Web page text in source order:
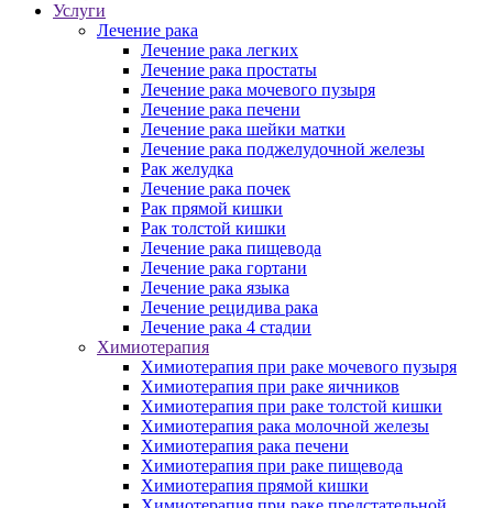
Услуги
Лечение рака
Лечение рака легких
Лечение рака простаты
Лечение рака мочевого пузыря
Лечение рака печени
Лечение рака шейки матки
Лечение рака поджелудочной железы
Рак желудка
Лечение рака почек
Рак прямой кишки
Рак толстой кишки
Лечение рака пищевода
Лечение рака гортани
Лечение рака языка
Лечение рецидива рака
Лечение рака 4 стадии
Химиотерапия
Химиотерапия при раке мочевого пузыря
Химиотерапия при раке яичников
Химиотерапия при раке толстой кишки
Химиотерапия рака молочной железы
Химиотерапия рака печени
Химиотерапия при раке пищевода
Химиотерапия прямой кишки